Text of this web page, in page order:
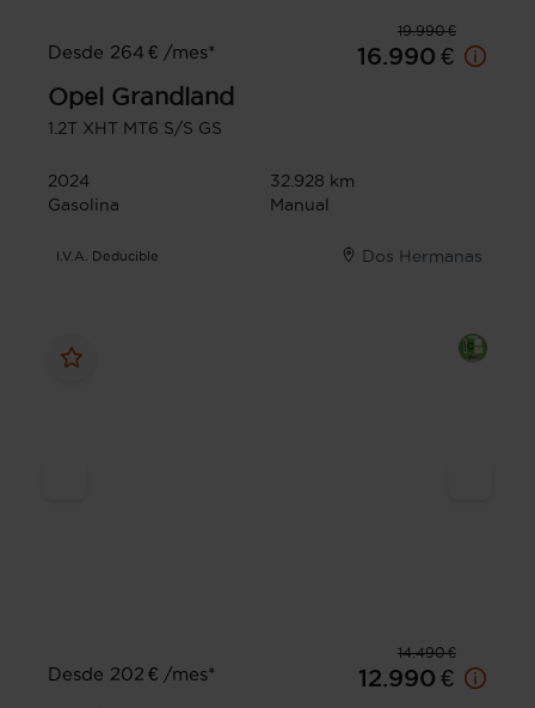
19.990 €
Desde 264 € /mes*
16.990 €
Opel Grandland
1.2T XHT MT6 S/S GS
2024
32.928 km
Gasolina
Manual
I.V.A. Deducible Dos Hermanas
14.490 €
Desde 202 € /mes*
12.990 €